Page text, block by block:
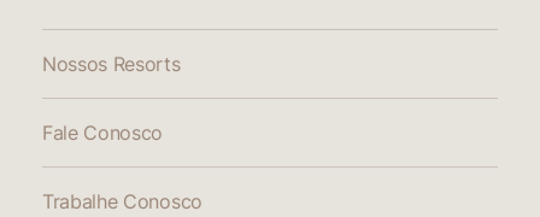
Nossos Resorts
Fale Conosco
Trabalhe Conosco